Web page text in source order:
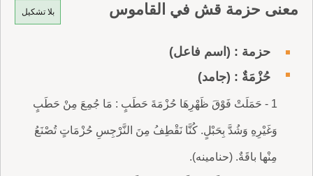
بلا تشكيل معنى حزمة قش في القاموس
حزمة : (اسم فاعل)
حُزْمَةٌ : (جامد)
1 - حَمَلَتْ فَوْقَ ظَهْرِهَا حُزْمَةَ حَطَبٍ : مَا جُمِعَ مِنْ حَطَبٍ
وَغَيْرِهِ وَشُدَّ بِحَبْلٍ. كُنَّا نَقْطِفُ مِنَ النَّرْجِسِ حُزْمَاتٍ تُصْنَعُ
مِنْها باقَةٌ. (حنامينه).